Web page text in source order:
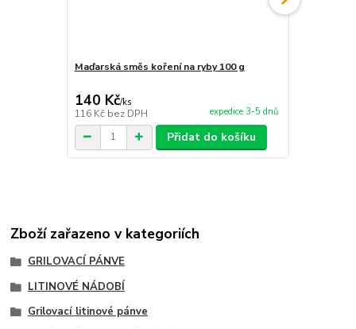
Maďarská směs koření na ryby 100 g
140 Kč/ks
116 Kč bez DPH expedice 3-5 dnů
Přidat do košíku
Zboží zařazeno v kategoriích
GRILOVACÍ PÁNVE
LITINOVÉ NÁDOBÍ
Grilovací litinové pánve